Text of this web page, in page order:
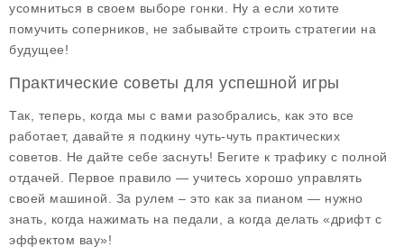
усомниться в своем выборе гонки. Ну а если хотите
помучить соперников, не забывайте строить стратегии на
будущее!
Практические советы для успешной игры
Так, теперь, когда мы с вами разобрались, как это все
работает, давайте я подкину чуть-чуть практических
советов. Не дайте себе заснуть! Бегите к трафику с полной
отдачей. Первое правило — учитесь хорошо управлять
своей машиной. За рулем – это как за пианом — нужно
знать, когда нажимать на педали, а когда делать «дрифт с
эффектом вау»!